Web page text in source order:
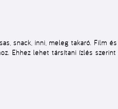
snack, inni, meleg takaró. Film és
Ehhez lehet társítani ízlés